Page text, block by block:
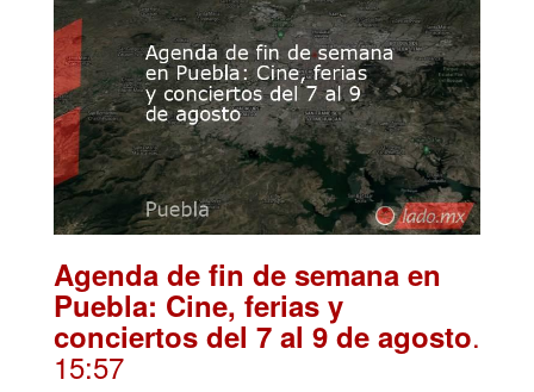
Agenda de fin de semana en
Puebla: Cine, ferias y
conciertos del 7 al 9 de agosto.
15:57